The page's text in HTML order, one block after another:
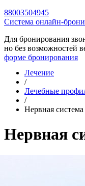
88003504945
Cистема онлайн-
Для бронирования
но без возможностей
форме бронирования
Лечение
/
Лечебные
/
Нервная система
Нервная